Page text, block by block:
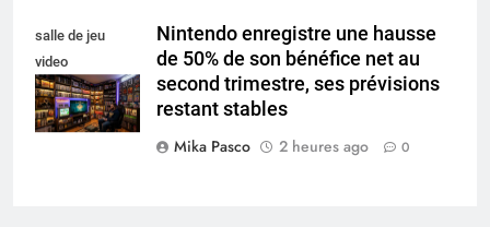
salle de jeu
video
collectionneur
Nintendo enregistre une hausse
de 50% de son bénéfice net au
second trimestre, ses prévisions
restant stables
Mika Pasco
2 heures ago 0